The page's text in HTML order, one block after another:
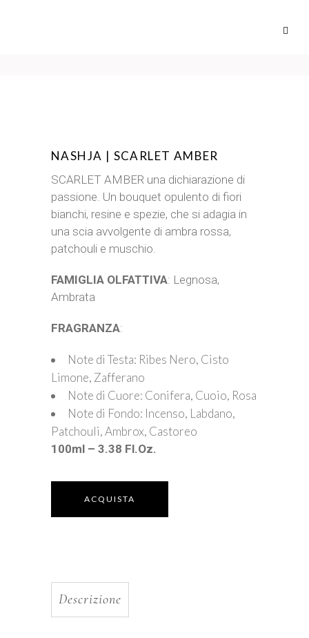
NASHJA | SCARLET AMBER
SCARLET AMBER una dichiarazione di
passione. Un bouquet opulento di fiori
bianchi, resine e spezie, che si adagia in
una scia avvolgente di ambra rossa,
patchouli e muschio.
FAMIGLIA OLFATTIVA: Legnosa,
Ambrata
FRAGRANZA:
Note di Testa: Ribes Nero, Cisto
Limone, Zafferano
Note di Cuore: Conifera, Cuoio, Rosa
Note di Fondo: Incenso, Labdano,
Patchouli, Ambrox, Castoreo
100ml – 3.38 Fl.Oz.
ACQUISTA
Descrizione